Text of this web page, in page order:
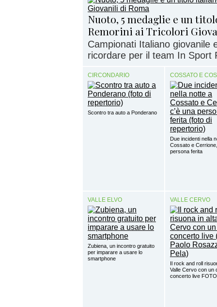
Nuoto, 5 medaglie e un
Remorini ai Tricolori
Campionati Italiano giovanile
ricordare per il team In Sport
CIRCONDARIO
Scontro tra auto a Ponderano
COSSATO E
Due incidenti nella
Cossato e
persona ferita
VALLE ELVO
Zubiena, un incontro gratuito
per imparare a usare lo
smartphone
VALLE CERVO
Il rock and roll
Valle Cervo con un
concerto live FOTO